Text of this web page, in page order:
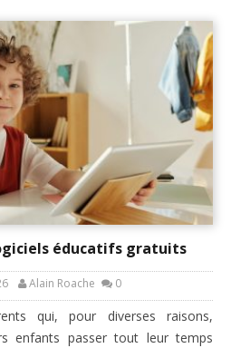
éducatifs gratuits
Alain Roache 0
qui, pour diverses raisons,
enfants passer tout leur temps